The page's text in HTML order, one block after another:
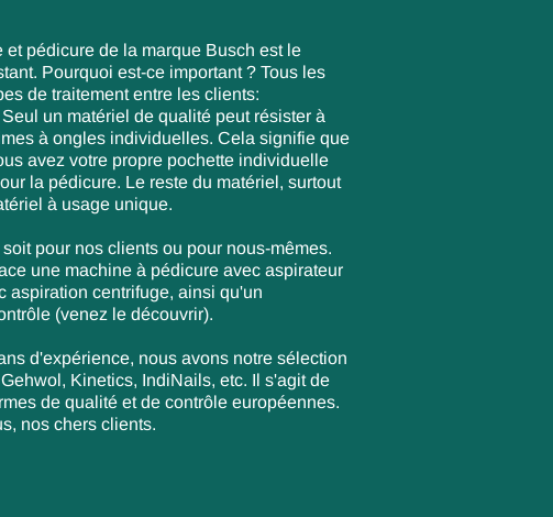
et pédicure de la marque Busch est le
Pourquoi est-ce important ? Tous les
de traitement entre les clients:
un matériel de qualité peut résister à
à ongles individuelles. Cela signifie que
avez votre propre pochette individuelle
la pédicure. Le reste du matériel, surtout
à usage unique.
pour nos clients ou pour nous-mêmes.
une machine à pédicure avec aspirateur
aspiration centrifuge, ainsi qu'un
(venez le découvrir).
d'expérience, nous avons notre sélection
Kinetics, IndiNails, etc. Il s'agit de
de qualité et de contrôle européennes.
nos chers clients.